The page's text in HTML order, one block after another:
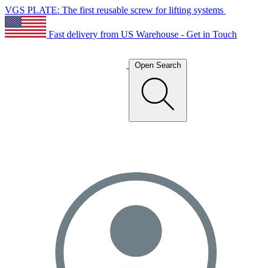
VGS PLATE: The first reusable screw for lifting systems
Fast delivery from US Warehouse - Get in Touch
Open Search